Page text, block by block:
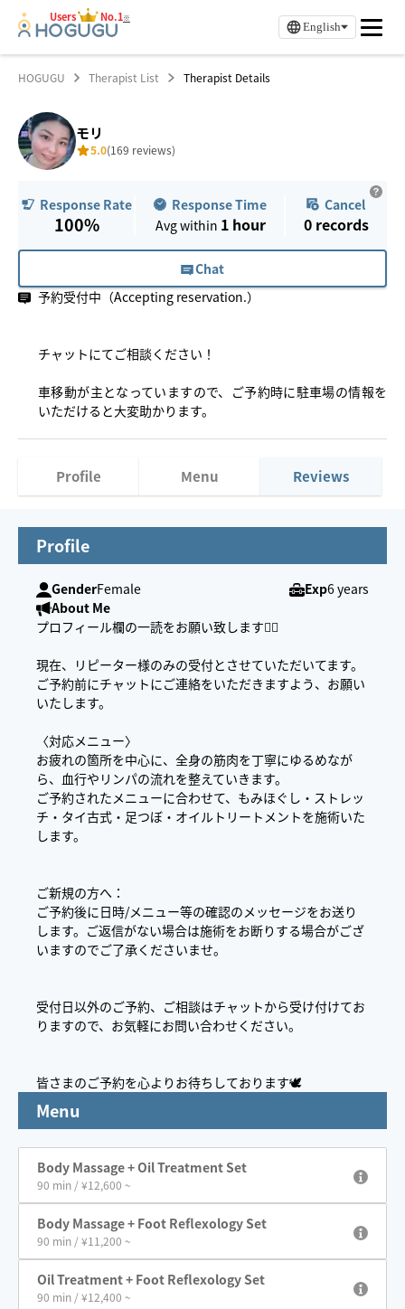
Users No.1※
English
HOGUGU Therapist List Therapist Details
モリ
5.0(169 reviews)
Response Rate
100%
Response Time
Avg within 1 hour
Cancel
0 records
Chat
予約受付中（Accepting reservation.）
チャットにてご相談ください！
車移動が主となっていますので、ご予約時に駐車場の情報を
いただけると大変助かります。
Profile Menu Reviews
Profile
GenderFemale Exp6 years
About Me
プロフィール欄の一読をお願い致します🙇‍♀️
現在、リピーター様のみの受付とさせていただいてます。
ご予約前にチャットにご連絡をいただきますよう、お願い
いたします。
〈対応メニュー〉
お疲れの箇所を中心に、全身の筋肉を丁寧にゆるめなが
ら、血行やリンパの流れを整えていきます。
ご予約されたメニューに合わせて、もみほぐし・ストレッ
チ・タイ古式・足つぼ・オイルトリートメントを施術いた
します。
ご新規の方へ：
ご予約後に日時/メニュー等の確認のメッセージをお送り
します。ご返信がない場合は施術をお断りする場合がござ
いますのでご了承くださいませ。
受付日以外のご予約、ご相談はチャットから受け付けてお
りますので、お気軽にお問い合わせください。
皆さまのご予約を心よりお待ちしております🕊️
Menu
Body Massage + Oil Treatment Set
90 min / ¥12,600 ~
Body Massage + Foot Reflexology Set
90 min / ¥11,200 ~
Oil Treatment + Foot Reflexology Set
90 min / ¥12,400 ~